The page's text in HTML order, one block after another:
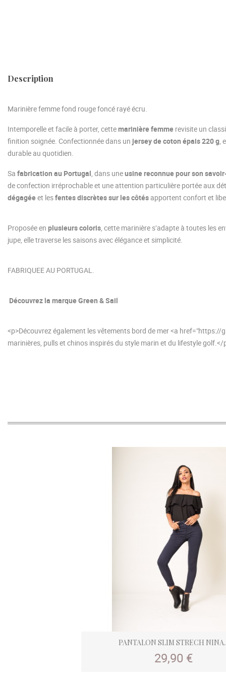
Description
Marinière femme fond rouge foncé rayé écru.
Intemporelle et facile à porter, cettemarinière femme revisite un
finition soignée. Confectionnée dans un jersey de coton épais 220 g,
durable au quotidien.
Sa fabrication au Portugal, dans uneusine reconnue pour son
de confection irréprochable et une attention particulière portée aux
dégagéeet lesfentes discrètes sur les côtés apportent confort et
Proposée en plusieurs coloris, cette marinière s’adapte à toutes les
jupe, elle traverse les saisons avec élégance et simplicité.
FABRIQUEE AU PORTUGAL.
Découvrez la marque Green & Sail
<p>Découvrez également les vêtements bord de mer <a href="https://
marinières, pulls et chinos inspirés du style marin et du lifestyle golf.</
PANTALON SLIM STRECH
Prix
29,90 €